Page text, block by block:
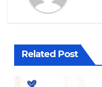
Related Post